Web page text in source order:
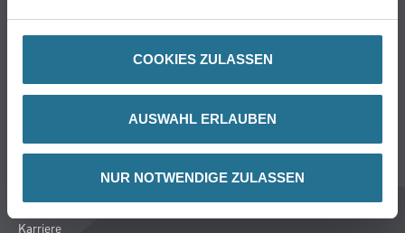
COOKIES ZULASSEN
AUSWAHL ERLAUBEN
NUR NOTWENDIGE ZULASSEN
Verbrauchsmaterialien
Gustav Knittel Farben
Unternehmen
Standorte
Sortiment
Karriere